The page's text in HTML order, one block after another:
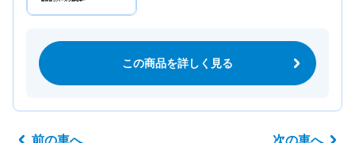
この商品を詳しく見る